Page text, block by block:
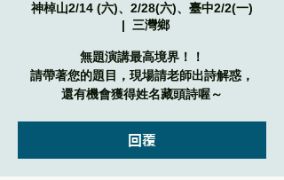
神棹山2/14 (六)、2/28(六)、臺中2/2(一)
  |
三灣鄉
無題演講最高境界！！
請帶著您的題目，現場請老師出詩解惑，
還有機會獲得姓名藏頭詩喔～
回覆